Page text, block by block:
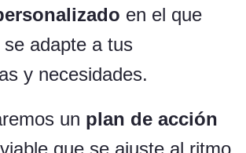
en el que
adapte a tus
y necesidades.
un plan de acción
que se ajuste al ritmo